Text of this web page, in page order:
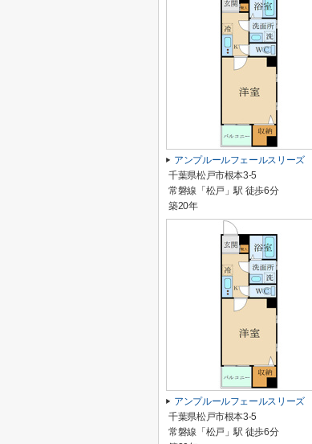
アンプルールフェールスリーズ
千葉県松戸市根本3-5
常磐線「松戸」駅 徒歩6分
築20年
アンプルールフェールスリーズ
千葉県松戸市根本3-5
常磐線「松戸」駅 徒歩6分